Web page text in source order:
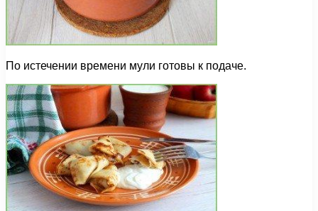
По истечении времени мули готовы к подаче.